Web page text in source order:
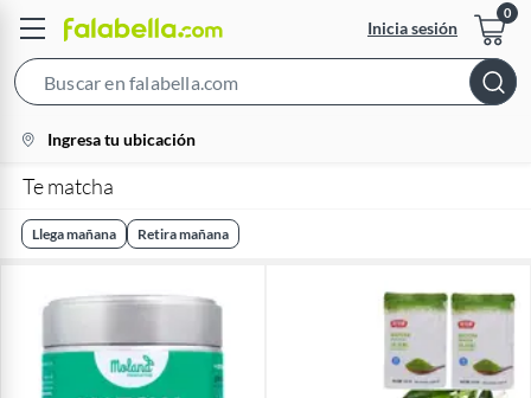
Inicia sesión
Bar
location-
icon
Ingresa tu ubicación
Te matcha
Llega mañana Retira mañana